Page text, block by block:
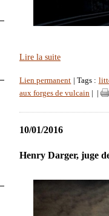
Lire la suite
Lien permanent | Tags :
aux forges de vulcain
10/01/2016
Henry Darger, juge